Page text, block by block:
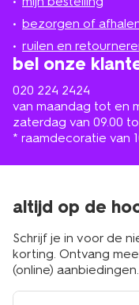
bezorgen of
ruilen en
bel onze
020 224 2424
van maandag tot en
zaterdag van 09.00
* raamdecoratie van
in
de
buurt
altijd op de
Schrijf je in voor de
korting. Ontvang
(online)
e-